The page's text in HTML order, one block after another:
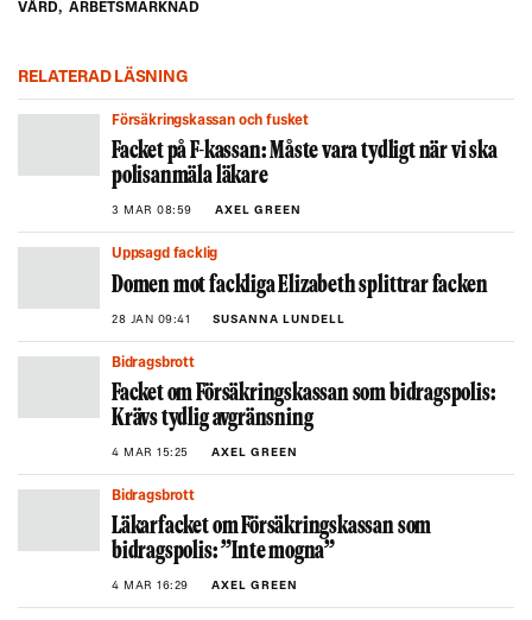
VÅRD, ARBETSMARKNAD
RELATERAD LÄSNING
Försäkringskassan och fusket
Facket på F-kassan: Måste vara tydligt när vi ska
polisanmäla läkare
3 MAR 08:59 AXEL GREEN
Uppsagd facklig
Domen mot fackliga Elizabeth splittrar facken
28 JAN 09:41 SUSANNA LUNDELL
Bidragsbrott
Facket om Försäkringskassan som bidragspolis:
Krävs tydlig avgränsning
4 MAR 15:25 AXEL GREEN
Bidragsbrott
Läkarfacket om Försäkringskassan som
bidragspolis: ”Inte mogna”
4 MAR 16:29 AXEL GREEN